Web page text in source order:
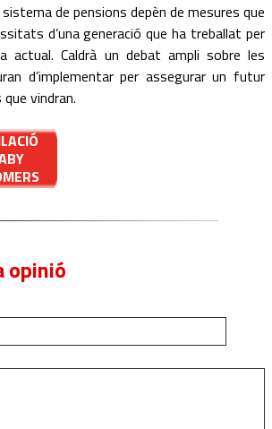
de pensions depèn de mesures que
d’una generació que ha treballat per
actual. Caldrà un debat ampli sobre les
d’implementar per assegurar un futur
vindran.
opinió